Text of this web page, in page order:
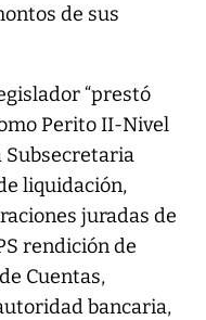
de sus
“prestó
Perito II-Nivel
Subsecretaria
liquidación,
juradas de
rendición de
Cuentas,
bancaria,